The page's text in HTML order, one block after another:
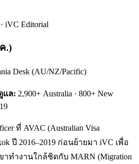
iVC Editorial
.)
Desk (AU/NZ/Pacific)
แล: 2,900+ Australia · 800+ New
ที่ AVAC (Australian Visa
ปี 2016–2019 ก่อนย้ายมา iVC เพื่อ
าทำงานใกล้ชิดกับ MARN (Migration